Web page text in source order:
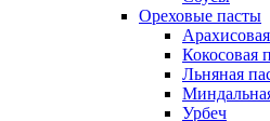
Ореховые пасты
Кокосовая
Льняная
Урбеч